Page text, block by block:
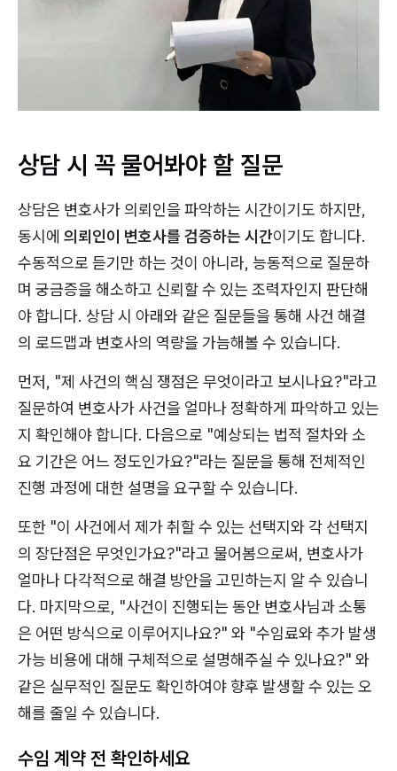
상담 시 꼭 물어봐야 할 질문
상담은 변호사가 의뢰인을 파악하는 시간이기도 하지만,
동시에 의뢰인이 변호사를 검증하는 시간이기도 합니다.
수동적으로 듣기만 하는 것이 아니라, 능동적으로 질문하
며 궁금증을 해소하고 신뢰할 수 있는 조력자인지 판단해
야 합니다. 상담 시 아래와 같은 질문들을 통해 사건 해결
의 로드맵과 변호사의 역량을 가늠해볼 수 있습니다.
먼저, "제 사건의 핵심 쟁점은 무엇이라고 보시나요?"라고
질문하여 변호사가 사건을 얼마나 정확하게 파악하고 있는
지 확인해야 합니다. 다음으로 "예상되는 법적 절차와 소
요 기간은 어느 정도인가요?"라는 질문을 통해 전체적인
진행 과정에 대한 설명을 요구할 수 있습니다.
또한 "이 사건에서 제가 취할 수 있는 선택지와 각 선택지
의 장단점은 무엇인가요?"라고 물어봄으로써, 변호사가
얼마나 다각적으로 해결 방안을 고민하는지 알 수 있습니
다. 마지막으로, "사건이 진행되는 동안 변호사님과 소통
은 어떤 방식으로 이루어지나요?" 와 "수임료와 추가 발생
가능 비용에 대해 구체적으로 설명해주실 수 있나요?" 와
같은 실무적인 질문도 확인하여야 향후 발생할 수 있는 오
해를 줄일 수 있습니다.
수임 계약 전 확인하세요